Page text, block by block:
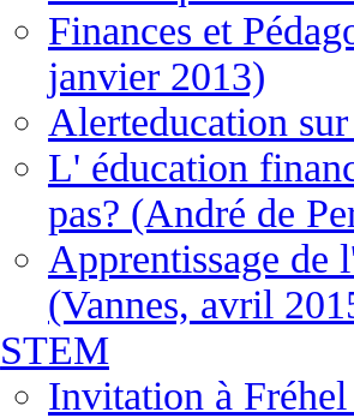
Finances et
janvier 2013)
Alerteducation
L' éducation
pas? (André de
Apprentissage de
(Vannes, avril
STEM
Invitation à